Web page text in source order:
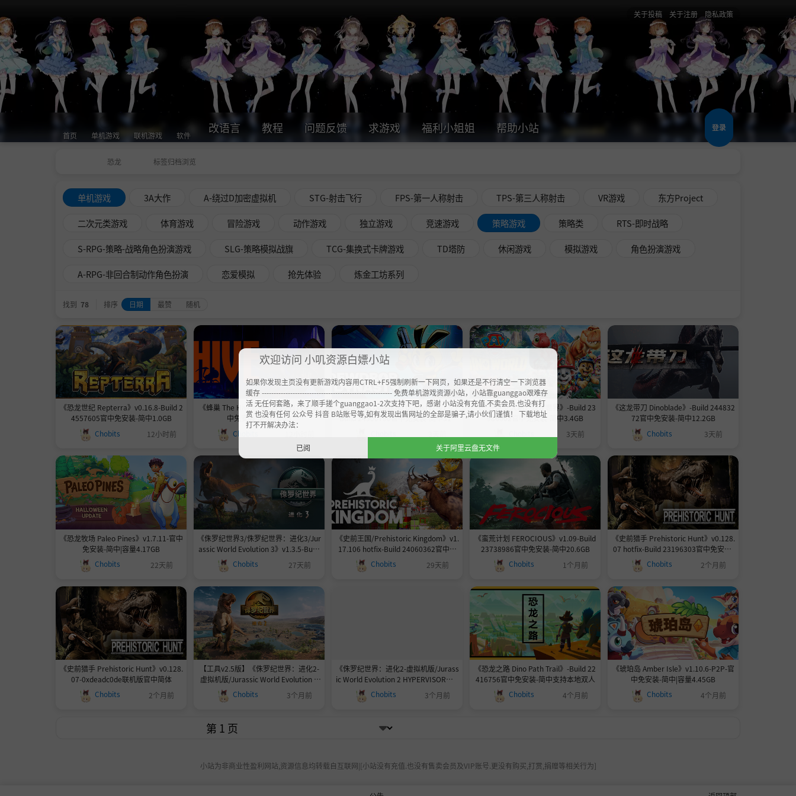
关于投稿 关于注册 隐私政策
首页 单机游戏 联机游戏 软件
改语言 教程 问题反馈 求游戏 福利小姐姐 帮助小站 登录
恐龙 标签归档浏览
单机游戏 3A大作 A-绕过D加密虚拟机 STG-射击飞行 FPS-第一人称射击 TPS-第三人称射击 VR游戏 东方Project
二次元类游戏 体育游戏 冒险游戏 动作游戏 独立游戏 竞速游戏 策略游戏 策略类 RTS-即时战略
S-RPG-策略-战略角色扮演游戏 SLG-策略模拟战旗 TCG-集换式卡牌游戏 TD塔防 休闲游戏 模拟游戏 角色扮演游戏
A-RPG-非回合制动作角色扮演 恋爱模拟 抢先体验 炼金工坊系列
找到 78 排序 日期 最赞 随机
《恐龙世纪 Repterra》v0.16.8-Build 2
4557605官中免安装-简中1.0GB
Chobits
12小时前
《蜂巢 The Hive》-Build 24537793官
中免安装-简中3.6GB
Chobits
《露珠王朝 Dewdrop Dynasty》v1.0.7
-Build 24500790官中免安装-简中316.
《汪汪队立大功：恐龙世界》-Build 23
986602官中免安装-简中3.4GB
3天前
《这龙带刀 Dinoblade》-Build 244832
72官中免安装-简中12.2GB
Chobits
3天前
《恐龙牧场 Paleo Pines》v1.7.11-官中
免安装-简中|容量4.17GB
Chobits
22天前
《侏罗纪世界3/侏罗纪世界：进化3/Jur
assic World Evolution 3》v1.3.5-Build
23914383官中免安装-简中23.3GB
Chobits 27天前
《史前王国/Prehistoric Kingdom》v1.
17.106 hotfix-Build 24060362官中免
安装-简中|支持键鼠.手柄|容量15.7GB
Chobits 29天前
《蛮荒计划 FEROCIOUS》v1.09-Build
23738986官中免安装-简中20.6GB
Chobits
1个月前
《史前猎手 Prehistoric Hunt》v0.128.
07 hotfix-Build 23196303官中免安装-
简中10GB
Chobits 2个月前
《史前猎手 Prehistoric Hunt》v0.128.
07-0xdeadc0de联机版官中简体
Chobits
2个月前
【工具v2.5版】《侏罗纪世界：进化2-
虚拟机版/Jurassic World Evolution 2
HYPERVISOR》-v1.11.3(Build.188571
91)|容量10.9GB|官方简体中文|支持键
Chobits 3个月前
《侏罗纪世界：进化2-虚拟机版/Jurass
ic World Evolution 2 HYPERVISOR》-v
1.11.3(Build.18857191)|容量10.9GB|
官方简体中文|支持键盘.鼠标.手柄10.99
Chobits 3个月前
《恐龙之路 Dino Path Trail》-Build 22
416756官中免安装-简中支持本地双人
Chobits
4个月前
《琥珀岛 Amber Isle》v1.10.6-P2P-官
中免安装-简中|容量4.45GB
Chobits
4个月前
小站为非商业性盈利网站,资源信息均转载自互联网|[小站没有充值.也没有售卖会员及VIP账号.更没有购买,打赏,捐赠等相关行为]
欢迎访问 小叽资源白嫖小站
如果你发现主页没有更新游戏内容用CTRL+F5强制刷新一下网页，如果还是不行清空一下浏览器
缓存 ------------------------------------------------------- 免费单机游戏资源小站，小站靠guanggao艰难存
活 无任何套路，来了顺手搓个guanggao1-2次支持下吧，感谢 小站没有充值.不卖会员.也没有打
赏 也没有任何 公众号 抖音 B站账号等,如有发现出售网址的全部是骗子,请小伙们谨慎！ 下载地址
打不开解决办法：
已阅 关于阿里云盘无文件